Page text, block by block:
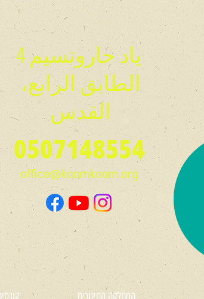
ياد حاروتسيم 4
الطابق الرابع،
القدس
0507148554
office@koomkoom.org
המחלקה החינוכית